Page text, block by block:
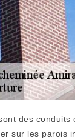
des conduits
sur les parois